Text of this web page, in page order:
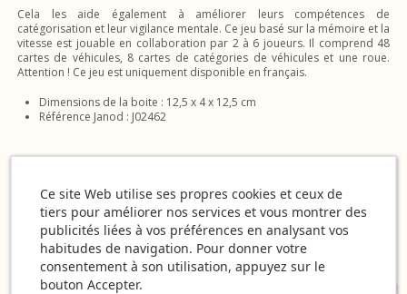
Cela les aide également à améliorer leurs compétences de
catégorisation et leur vigilance mentale. Ce jeu basé sur la mémoire et la
vitesse est jouable en collaboration par 2 à 6 joueurs. Il comprend 48
cartes de véhicules, 8 cartes de catégories de véhicules et une roue.
Attention ! Ce jeu est uniquement disponible en français.
Dimensions de la boite : 12,5 x 4 x 12,5 cm
Référence Janod : J02462
Ce site Web utilise ses propres cookies et ceux de
tiers pour améliorer nos services et vous montrer des
publicités liées à vos préférences en analysant vos
habitudes de navigation. Pour donner votre
consentement à son utilisation, appuyez sur le
bouton Accepter.